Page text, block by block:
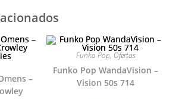
–
Funko Pop, Ofertas
Funko Pop WandaVision –
Vision 50s 714